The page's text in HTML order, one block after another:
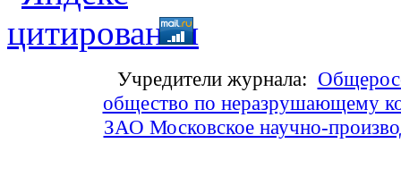
Учредители журнала:
общество по неразрушающему
ЗАО Московское научно-